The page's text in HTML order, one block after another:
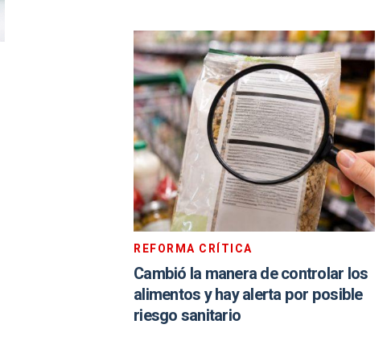
REFORMA CRÍTICA
Cambió la manera de controlar los
alimentos y hay alerta por posible
riesgo sanitario